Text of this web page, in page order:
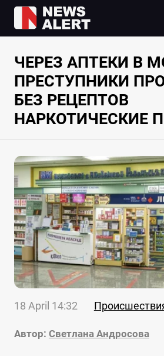
ЧЕРЕЗ АПТЕКИ В
ПРЕСТУПНИКИ
БЕЗ РЕЦЕПТОВ
НАРКОТИЧЕСКИЕ
18 April 14:32
Автор: Светлана Андросова